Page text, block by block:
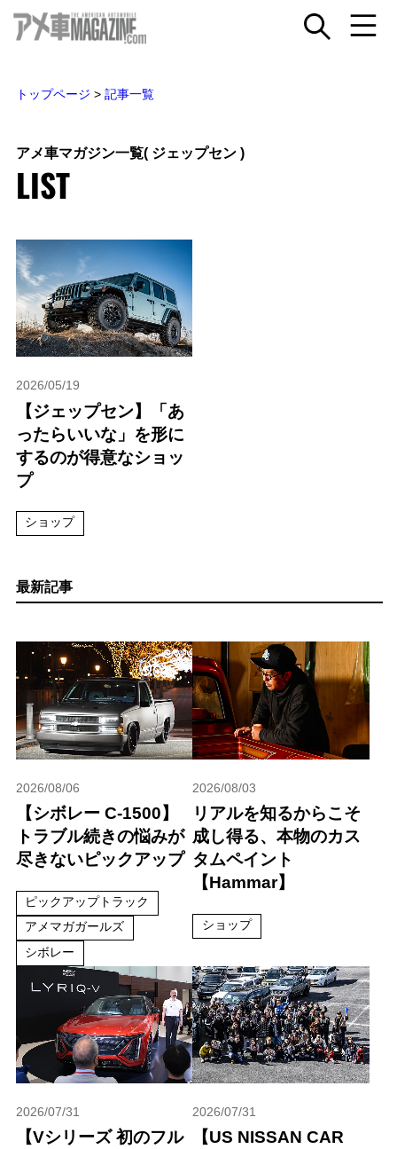
トップページ > 記事一覧
アメ車マガジン一覧( ジェップセン )
LIST
2026/05/19
【ジェップセン】「あ
ったらいいな」を形に
するのが得意なショッ
プ
ショップ
最新記事
2026/08/06
【シボレー C-1500】
トラブル続きの悩みが
尽きないピックアップ
ピックアップトラック
アメマガガールズ
シボレー
2026/08/03
リアルを知るからこそ
成し得る、本物のカス
タムペイント
【Hammar】
ショップ
2026/07/31
【Vシリーズ 初のフル
2026/07/31
【US NISSAN CAR